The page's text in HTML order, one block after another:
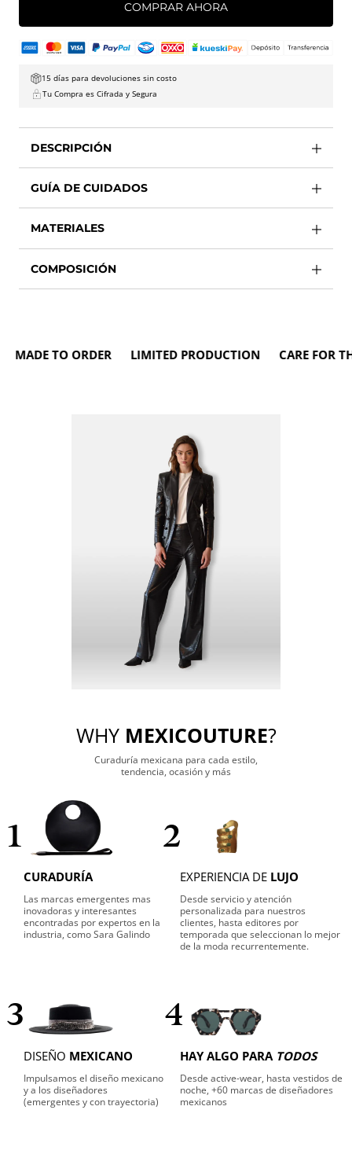
COMPRAR AHORA
15 días para devoluciones sin costo
Tu Compra es Cifrada y Segura
DESCRIPCIÓN
GUÍA DE CUIDADOS
MATERIALES
COMPOSICIÓN
TO ORDER LIMITED PRODUCTION CARE FOR THE
WHY MEXICOUTURE?
Curaduría mexicana para cada estilo,
tendencia, ocasión y más
1
CURADURÍA
Las marcas emergentes mas
inovadoras y interesantes
encontradas por expertos en la
industria, como Sara Galindo
2
EXPERIENCIA DE LUJO
Desde servicio y atención
personalizada para nuestros
clientes, hasta editores por
temporada que seleccionan lo mejor
de la moda recurrentemente.
3
DISEÑO MEXICANO
Impulsamos el diseño mexicano
y a los diseñadores
(emergentes y con trayectoria)
4
HAY ALGO PARA TODOS
Desde active-wear, hasta vestidos de
noche, +60 marcas de diseñadores
mexicanos